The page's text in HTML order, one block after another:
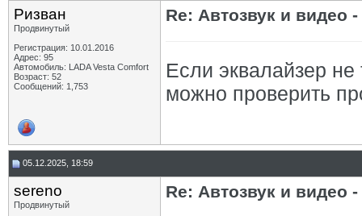
Ризван
Продвинутый
Регистрация: 10.01.2016
Адрес: 95
Автомобиль: LADA Vesta Сomfort
Возраст: 52
Сообщений: 1,753
Re: Автозвук и видео -
Если эквалайзер
можно проверить
05.12.2025, 18:59
sereno
Продвинутый
Re: Автозвук и видео -